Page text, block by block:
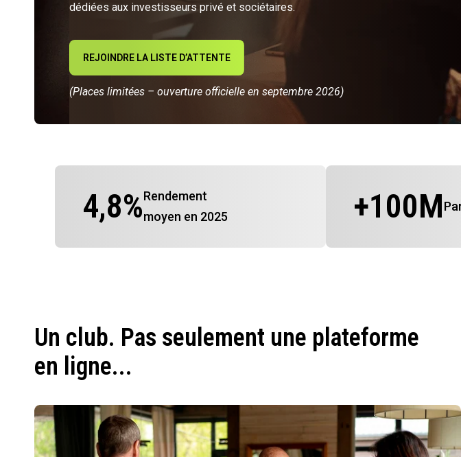
dédiées aux investisseurs privé et sociétaires.
REJOINDRE LA LISTE D’ATTENTE
(Places limitées – ouverture officielle en septembre 2026)
4,8%Rendement
moyen en 2025
+100M
Un club. Pas seulement une plateforme
en ligne...